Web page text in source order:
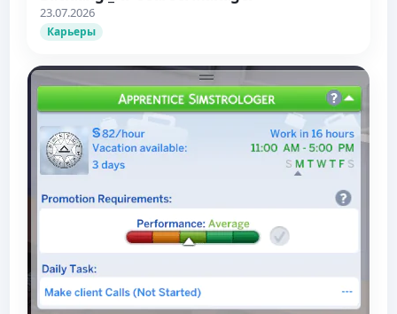
23.07.2026
Карьеры